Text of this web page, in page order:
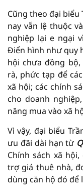
Cũng theo đại biểu
nay vẫn lệ thuộc
nghiệp lại e ngại
Điển hình như quy
hội chưa đồng
rà, phức tạp để
xã hội; các chính
cho doanh
năng mua vào xã
Vì vậy, đại biểu
ưu đãi dài hạn từ
Chính sách xã
trợ giá thuê nhà,
dùng căn hộ đó để